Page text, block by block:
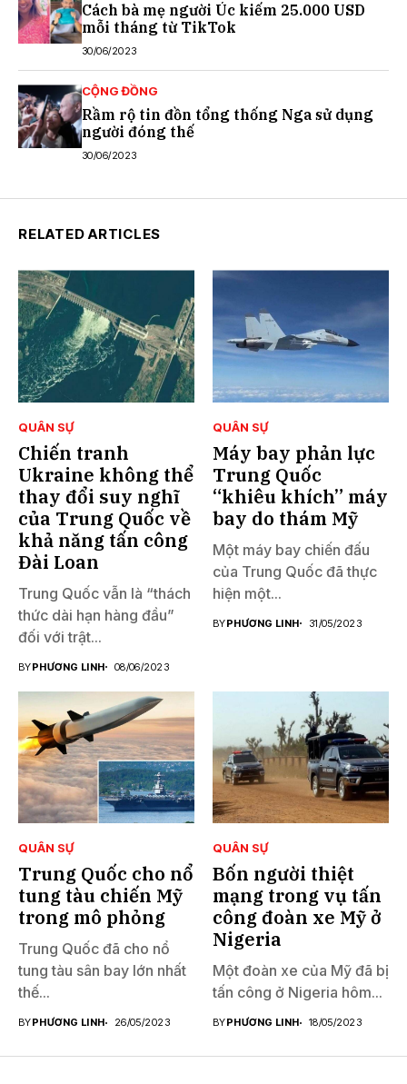
Cách bà mẹ người Úc kiếm 25.000 USD
mỗi tháng từ TikTok
30/06/2023
CỘNG ĐỒNG
Rầm rộ tin đồn tổng thống Nga sử dụng
người đóng thế
30/06/2023
RELATED ARTICLES
QUÂN SỰ
Chiến tranh
Ukraine không thể
thay đổi suy nghĩ
của Trung Quốc về
khả năng tấn công
Đài Loan
Trung Quốc vẫn là “thách
thức dài hạn hàng đầu”
đối với trật...
BYPHƯƠNG LINH 08/06/2023
QUÂN SỰ
Máy bay phản lực
Trung Quốc
“khiêu khích” máy
bay do thám Mỹ
Một máy bay chiến đấu
của Trung Quốc đã thực
hiện một...
BYPHƯƠNG LINH 31/05/2023
QUÂN SỰ
Trung Quốc cho nổ
tung tàu chiến Mỹ
trong mô phỏng
Trung Quốc đã cho nổ
tung tàu sân bay lớn nhất
thế...
BYPHƯƠNG LINH 26/05/2023
QUÂN SỰ
Bốn người thiệt
mạng trong vụ tấn
công đoàn xe Mỹ ở
Nigeria
Một đoàn xe của Mỹ đã bị
tấn công ở Nigeria hôm...
BYPHƯƠNG LINH 18/05/2023